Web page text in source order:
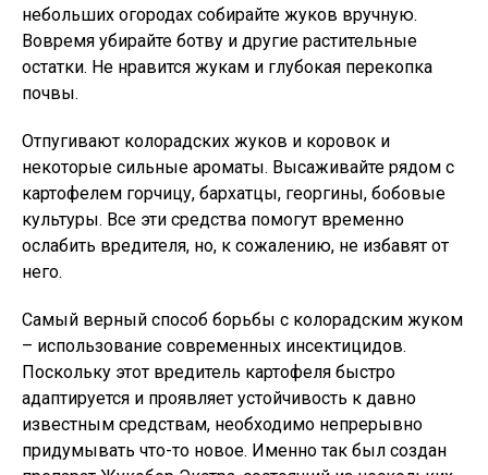
небольших огородах собирайте жуков вручную.
Вовремя убирайте ботву и другие растительные
остатки. Не нравится жукам и глубокая перекопка
почвы.
Отпугивают колорадских жуков и коровок и
некоторые сильные ароматы. Высаживайте рядом с
картофелем горчицу, бархатцы, георгины, бобовые
культуры. Все эти средства помогут временно
ослабить вредителя, но, к сожалению, не избавят от
него.
Самый верный способ борьбы с колорадским жуком
– использование современных инсектицидов.
Поскольку этот вредитель картофеля быстро
адаптируется и проявляет устойчивость к давно
известным средствам, необходимо непрерывно
придумывать что-то новое. Именно так был создан